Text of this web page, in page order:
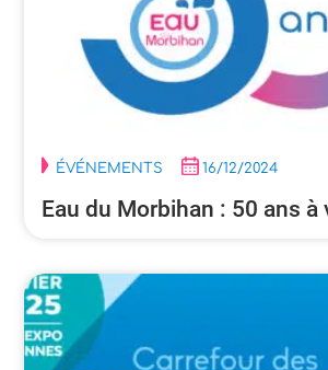
ÉVÉNEMENTS 16/12/2024
Eau du Morbihan : 50 ans à